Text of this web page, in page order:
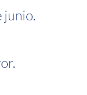
junio.